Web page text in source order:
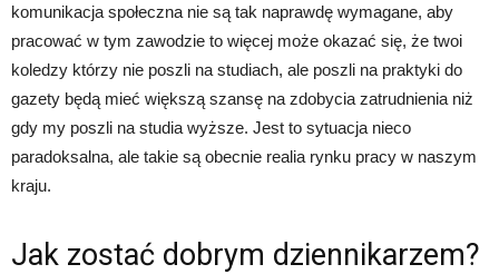
komunikacja społeczna nie są tak naprawdę wymagane, aby
pracować w tym zawodzie to więcej może okazać się, że twoi
koledzy którzy nie poszli na studiach, ale poszli na praktyki do
gazety będą mieć większą szansę na zdobycia zatrudnienia niż
gdy my poszli na studia wyższe. Jest to sytuacja nieco
paradoksalna, ale takie są obecnie realia rynku pracy w naszym
kraju.
Jak zostać dobrym dziennikarzem?